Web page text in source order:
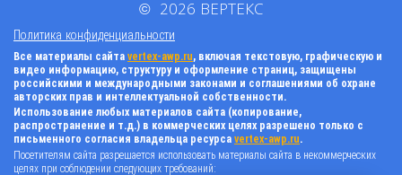
Политика конфиденциальности
© 2026 ВЕРТЕКС
Все материалы сайта vertex-awp.ru, включая текстовую, графическую и
видео информацию, структуру и оформление страниц, защищены
российскими и международными законами и соглашениями об охране
авторских прав и интеллектуальной собственности.
Использование любых материалов сайта (копирование,
распространение и т.д.) в коммерческих целях разрешено только с
письменного согласия владельца ресурса vertex-awp.ru.
Посетителям сайта разрешается использовать материалы сайта в некоммерческих
целях при соблюдении следующих требований: